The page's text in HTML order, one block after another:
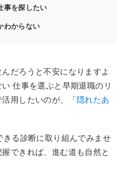
事を探したい
わからない
だろうと不安になりますよ
仕事を選ぶと早期退職のリ
用したいのが、「隠れたあ
きる診断に取り組んでみませ
できれば、進む道も自然と